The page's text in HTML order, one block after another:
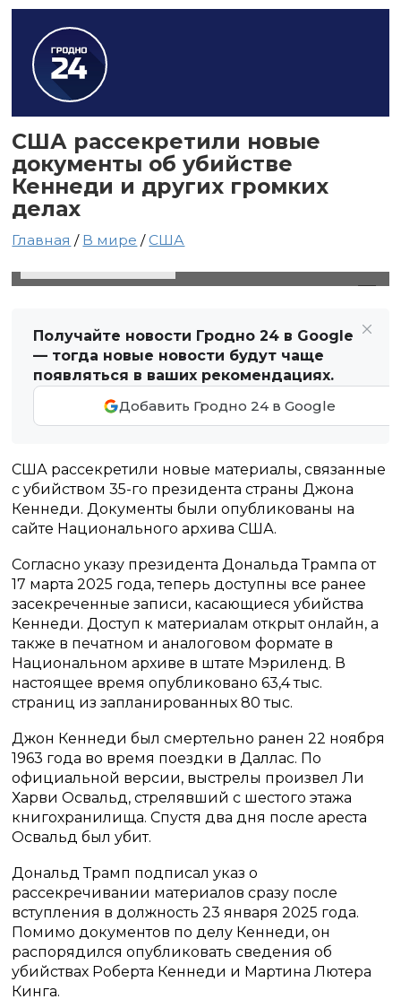
США рассекретили новые
документы об убийстве
Кеннеди и других громких
делах
Главная / В мире /США
Получайте новости Гродно 24 в Google
— тогда новые новости будут чаще
появляться в ваших рекомендациях.
Добавить Гродно 24 в Google
США рассекретили новые материалы, связанные
с убийством 35-го президента страны Джона
Кеннеди. Документы были опубликованы на
сайте Национального архива США.
Согласно указу президента Дональда Трампа от
17 марта 2025 года, теперь доступны все ранее
засекреченные записи, касающиеся убийства
Кеннеди. Доступ к материалам открыт онлайн, а
также в печатном и аналоговом формате в
Национальном архиве в штате Мэриленд. В
настоящее время опубликовано 63,4 тыс.
страниц из запланированных 80 тыс.
Джон Кеннеди был смертельно ранен 22 ноября
1963 года во время поездки в Даллас. По
официальной версии, выстрелы произвел Ли
Харви Освальд, стрелявший с шестого этажа
книгохранилища. Спустя два дня после ареста
Освальд был убит.
Дональд Трамп подписал указ о
рассекречивании материалов сразу после
вступления в должность 23 января 2025 года.
Помимо документов по делу Кеннеди, он
распорядился опубликовать сведения об
убийствах Роберта Кеннеди и Мартина Лютера
Кинга.